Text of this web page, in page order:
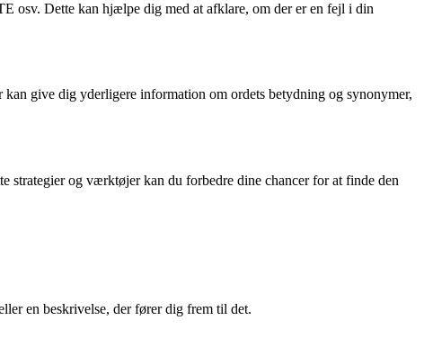
osv. Dette kan hjælpe dig med at afklare, om der er en fejl i din
give dig yderligere information om ordets betydning og synonymer,
og værktøjer kan du forbedre dine chancer for at finde den
en beskrivelse, der fører dig frem til det.